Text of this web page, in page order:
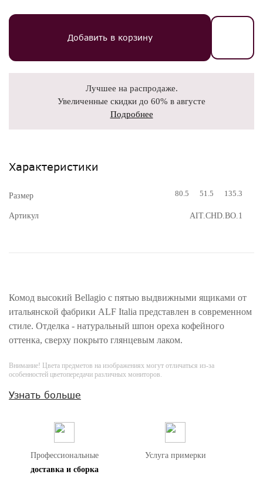
Добавить в корзину
Лучшее на распродаже.
Увеличенные скидки до 60% в августе
Подробнее
Характеристики
Размер 80.5 51.5 135.3
Артикул AIT.CHD.BO.1
Комод высокий Bellagio c пятью выдвижными ящиками от
итальянской фабрики ALF Italia представлен в современном
стиле. Отделка - натуральный шпон ореха кофейного
оттенка, сверху покрыто глянцевым лаком.
Внимание! Цвета предметов на изображениях могут отличаться из-за
особенностей цветопередачи различных мониторов.
Узнать больше
Профессиональные
доставка и сборка
Услуга примерки